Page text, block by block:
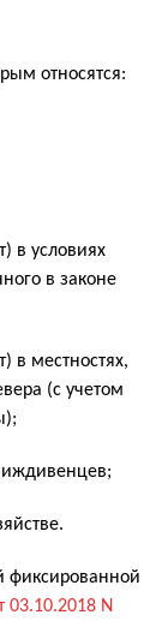
относятся:
в условиях
в законе
в местностях,
(с учетом
иждивенцев;
фиксированной
03.10.2018 N